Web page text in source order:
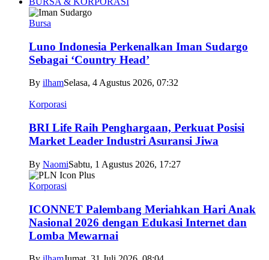
Bursa
Luno Indonesia Perkenalkan Iman Sudargo
Sebagai ‘Country Head’
By ilhamSelasa, 4 Agustus 2026, 07:32
Korporasi
BRI Life Raih Penghargaan, Perkuat Posisi
Market Leader Industri Asuransi Jiwa
By NaomiSabtu, 1 Agustus 2026, 17:27
Korporasi
ICONNET Palembang Meriahkan Hari Anak
Nasional 2026 dengan Edukasi Internet dan
Lomba Mewarnai